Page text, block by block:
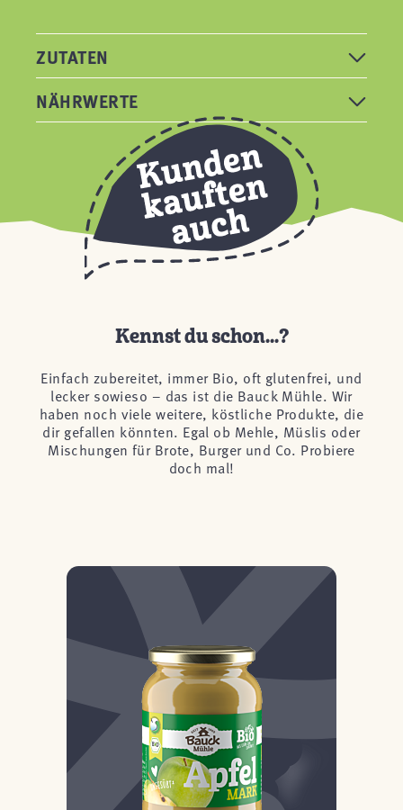
ZUTATEN
NÄHRWERTE
Kennst du schon...?
Einfach zubereitet, immer Bio, oft glutenfrei, und
lecker sowieso – das ist die Bauck Mühle. Wir
haben noch viele weitere, köstliche Produkte, die
dir gefallen könnten. Egal ob Mehle, Müslis oder
Mischungen für Brote, Burger und Co. Probiere
doch mal!